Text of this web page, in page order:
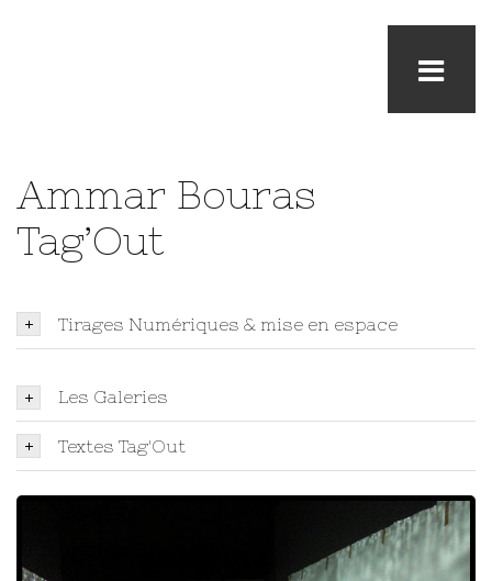
Ammar Bouras
Tag’Out
Tirages Numériques & mise en espace
Les Galeries
Textes Tag'Out